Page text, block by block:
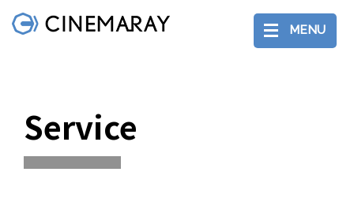
MENU
Service